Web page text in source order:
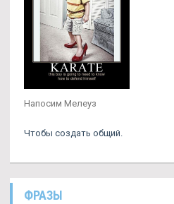
Напосим Мелеуз
Чтобы создать общий.
ФРАЗЫ